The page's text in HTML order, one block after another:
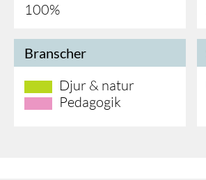
100%
Branscher
Djur & natur
Pedagogik